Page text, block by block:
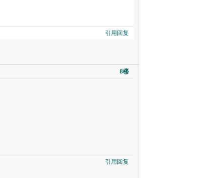
引用回复
8楼
引用回复